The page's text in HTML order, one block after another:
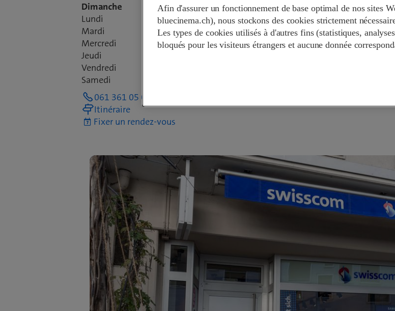
Dimanche
Fermé
Lundi
09:00-12:00
13:30-18:00
Mardi
09:00-12:00
13:30-18:00
Mercredi
09:00-12:00
13:30-18:00
Jeudi
Vendredi
Samedi
061 361 05 05
Itinéraire
Fixer un rendez-vous
Afin d'assurer un fonctionnement de base optimal de nos sites
bluecinema.ch), nous stockons des cookies strictement
Les types de cookies utilisés à d'autres fins (statistiques,
bloqués pour les visiteurs étrangers et aucune donnée